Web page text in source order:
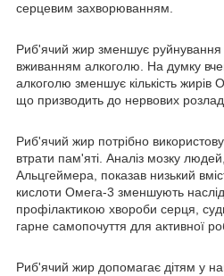
серцевим захворюванням.
Риб'ячий жир зменшує руйнування
вживанням алкоголю. На думку
алкоголю зменшує кількість жирів
що призводить до нервових
Риб'ячий жир потрібно
втрати пам'яті. Аналіз мозку
Альцгеймера, показав низький
кислоти Омега-3 зменшують
профілактикою хвороби серця,
гарне самопочуття для активної
Риб'ячий жир допомагає дітям у